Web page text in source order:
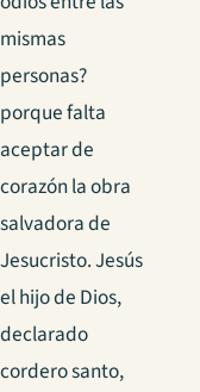
mismas
personas?
porque falta
aceptar de
corazón la obra
salvadora de
Jesucristo. Jesús
el hijo de Dios,
declarado
cordero santo,